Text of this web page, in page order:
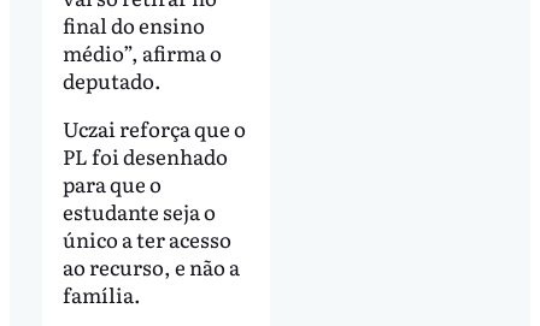
final do ensino
médio”, afirma o
deputado.
Uczai reforça que o
PL foi desenhado
para que o
estudante seja o
único a ter acesso
ao recurso, e não a
família.